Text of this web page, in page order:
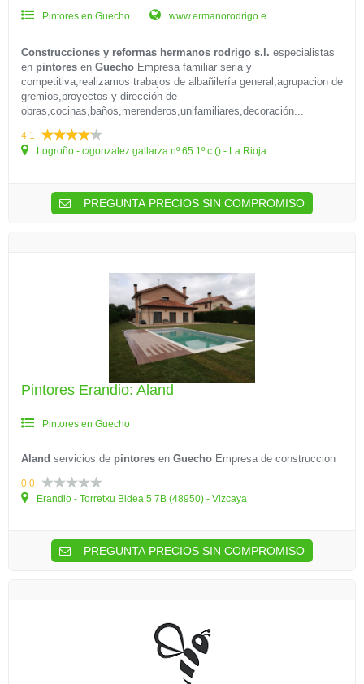
Pintores en Guecho www.ermanorodrigo.e
Construcciones y reformas hermanos rodrigo s.l. especialistas
en pintores en Guecho Empresa familiar seria y
competitiva,realizamos trabajos de albañilería general,agrupacion de
gremios,proyectos y dirección de
obras,cocinas,baños,merenderos,unifamiliares,decoración...
4.1
Logroño - c/gonzalez gallarza nº 65 1º c () - La Rioja
PREGUNTA PRECIOS SIN COMPROMISO
Pintores Erandio: Aland
Pintores en Guecho
Aland servicios de pintores en Guecho Empresa de construccion
0.0
Erandio - Torretxu Bidea 5 7B (48950) - Vizcaya
PREGUNTA PRECIOS SIN COMPROMISO